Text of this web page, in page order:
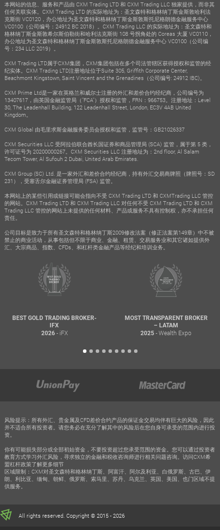
本网站的信息、服务和产品由 CXM Trading LTD 和 CXM Trading LLC 独家提供，而非其
任何关联实体。CXM Trading LTD 的实际地址为：圣文森特和格林纳丁斯金斯敦哈利法
克斯街 VC0120，办公地址为圣文森特和格林纳丁斯金斯敦斯托尼格朗德金融服务中心
VC0100（公司编号：24912 BC 2018）。CXM Trading LLC 的实际地址为：圣文森特和
格林纳丁斯金斯敦希尔斯伯勒街和哈利法克斯街 108 号拐角处的 Coreas 大厦 VC0110，
办公地址为圣文森特和格林纳丁斯金斯敦斯托尼格朗德金融服务中心 VC0100（公司编
号：234 LLC 2019）。
CXM Trading LTD属于CXM集团，CXM集团包括在多个司法管辖区获得授权和监管的经
纪实体。CXM Trading LTD注册地址位于Suite 305, Griffith Corporate Center,
Beachmont Kingstown, Saint Vincent and the Grenadines（公司编号: 24912 IBC)。
CXM Prime Ltd是一家在英格兰和威尔士注册的外汇和差价合约经纪商，公司编号为
13407617，由英国金融监管局（"FCA"）授权和监管，FRN：966753。注册地址：Level
30, The Leadenhall Building, 122 Leadenhall Street, London, EC3V 4AB United
Kingdom。
CXM Global 由毛里求斯金融服务委员会授权和监管，监管号：GB21026337
CXM Securities LLC 受阿拉伯联合酋长国证券和商品管理局 (SCA) 监管，属于第 5 类，
许可证号为 20200000267。CXM Securities LLC 注册地址为：2nd floor, Al Salam
Tecom Tower, Al Sufouh 2 Dubai, United Arab Emirates.
CXM Group (SC) Ltd. 是一家外汇和差价合约经纪商，持有外汇交易商牌照（牌照号：SD
231），受塞舌尔金融证券管理局 (FSA) 监管。
本网站上的某些引用或链接可能会指向不受 CXM Trading LTD 和 CXMTrading LLC 管控
的网站。CXM Trading LTD 和 CXM Trading LLC 对任何不受 CXM Trading LTD 和 CXM
Trading LLC 管控的网站上未提供的任何材料、产品或服务不具有控制权，亦不承担任何
责任。
公司目标是致力于所有圣文森特和格林纳丁斯2009修改法案（修正法案第149章）中不被
禁止的商业活动，从事包括但不限于商业、金融、租赁、交易服务业和其它诸如提供外
汇、大宗商品、指数、CFDs、和杠杆类金融产品等经纪和培训业务。
BEST GOLD TRADING BROKER-
IFX
2026- iFX
MOST TRANSPARENT BROKER
– LATAM
2025 - Wealth Expo
风险提示：所有外汇、贵金属及CFD差价合约产品的保证金交易均伴有巨大的风险，因此
并不适合所有投资者。请您务必在充分了解其中的风险后在您自身可承受的范围内进行投
资。
你有可能损失部分或全部初始资金，不要投资超过您承受范围的资金。您可以通过投资者
教育方式学习外汇风险，寻求独立的金融和税收咨询师进行相关问题咨询。访问CXM希
盟杠杆政策了解更多细节
区域限制：CXM对圣文森特和格林纳丁斯、阿富汗、阿尔及利亚、白俄罗斯、古巴、伊
朗、利比亚、缅甸、朝鲜、俄罗斯、索马里、苏丹、乌克兰、英国、美国、也门区域不提
供服务。
All rights reserved. Copyright © 2015 - 2026